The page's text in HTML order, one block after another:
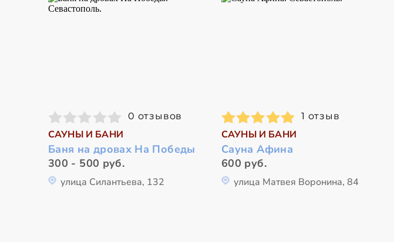
0 отзывов
САУНЫ И БАНИ
Баня на дровах На Победы
300 - 500 руб.
улица Силантьева, 132
1 отзыв
САУНЫ И БАНИ
Сауна Афина
600 руб.
улица Матвея Воронина, 84